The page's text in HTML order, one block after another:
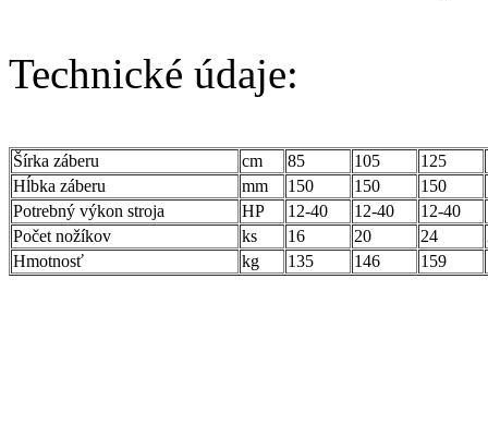
Technické údaje:
Šírka záberu cm 85 105 125
Hĺbka záberu
mm 150 150 150
Potrebný výkon stroja
HP 12-40 12-40 12-40
Počet nožíkov
ks 16 20 24
Hmotnosť
kg 135 146 159